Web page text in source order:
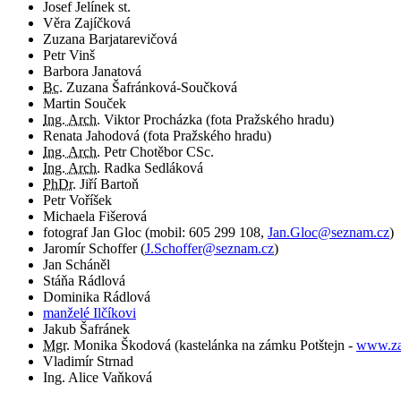
Josef Jelínek st.
Věra Zajíčková
Zuzana Barjatarevičová
Petr Vinš
Barbora Janatová
Bc. Zuzana Šafránková-Součková
Martin Souček
Ing. Arch. Viktor Procházka (fota Pražského hradu)
Renata Jahodová (fota Pražského hradu)
Ing. Arch. Petr Chotěbor CSc.
Ing. Arch. Radka Sedláková
PhDr. Jiří Bartoň
Petr Voříšek
Michaela Fišerová
fotografJan Gloc (mobil: 605 299 108, Jan.Gloc@seznam.cz)
Jaromír Schoffer(J.Schoffer@seznam.cz)
Jan Scháněl
Stáňa Rádlová
Dominika Rádlová
manželé Ilčíkovi
Jakub Šafránek
Mgr. Monika Škodová (kastelánka na zámku Potštejn -
Vladimír Strnad
Ing. Alice Vaňková